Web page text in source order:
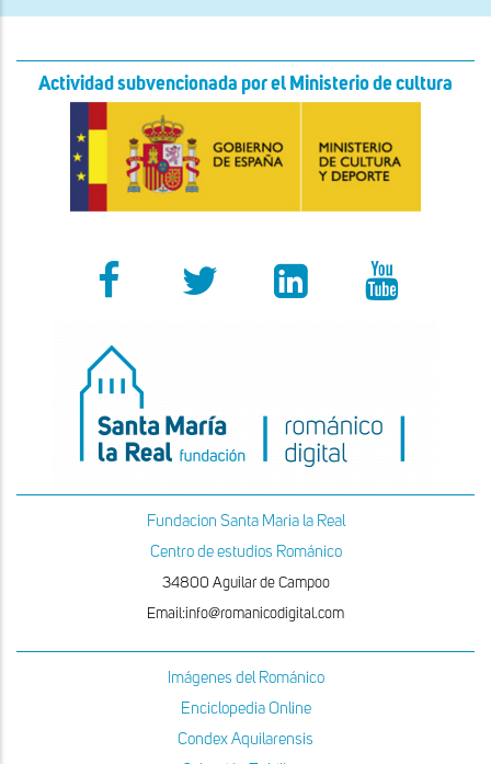
Actividad subvencionada por el Ministerio de cultura
Fundacion Santa Maria la Real
Centro de estudios Románico
34800 Aguilar de Campoo
Email:info@romanicodigital.com
Imágenes del Románico
Enciclopedia Online
Condex Aquilarensis